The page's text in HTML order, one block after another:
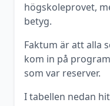
högskoleprovet,
betyg.
Faktum är att alla
kom in på
som var reserver.
I tabellen nedan